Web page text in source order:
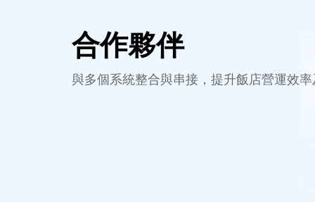
合作夥伴
與多個系統整合與串接，提升飯店營運效